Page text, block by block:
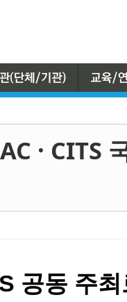
· CITS
공동 주